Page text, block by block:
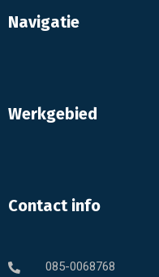
Navigatie
Werkgebied
Contact info
085-0068768